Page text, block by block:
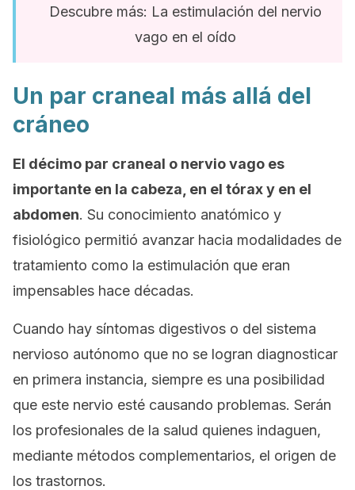
Descubre más: La estimulación del nervio
vago en el oído
Un par craneal más allá del
cráneo
El décimo par craneal o nervio vago es
importante en la cabeza, en el tórax y en el
abdomen. Su conocimiento anatómico y
fisiológico permitió avanzar hacia modalidades de
tratamiento como la estimulación que eran
impensables hace décadas.
Cuando hay síntomas digestivos o del sistema
nervioso autónomo que no se logran diagnosticar
en primera instancia, siempre es una posibilidad
que este nervio esté causando problemas. Serán
los profesionales de la salud quienes indaguen,
mediante métodos complementarios, el origen de
los trastornos.